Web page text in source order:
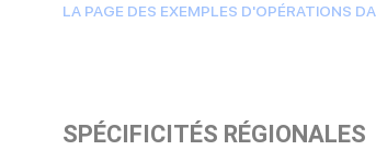
LA PAGE DES EXEMPLES D'OPÉRATIONS
SPÉCIFICITÉS RÉGIONALES